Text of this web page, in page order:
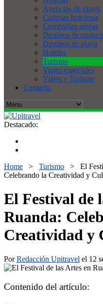
Agencias de viajes
Cadenas hoteleras
Compañías aéreas
Destinos de
Destinos de playa
Hoteles
Turismo
Viajes especiales
Viajes y Turismo
Contacto
Destacado:
Home > Turismo > El
Celebrando la Creatividad y
El Festival de
Ruanda:
Creatividad y
PorRedacción Upitravel el 12
Contenido del artículo: